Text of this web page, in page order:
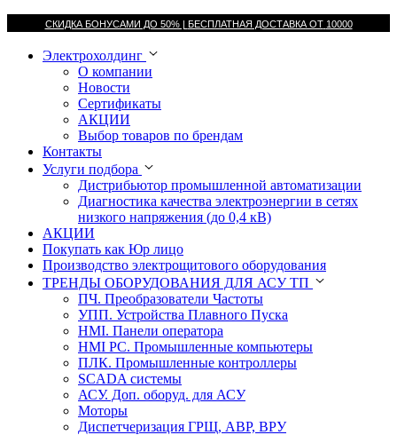
СКИДКА БОНУСАМИ ДО 50% | БЕСПЛАТНАЯ ДОСТАВКА ОТ 10000
Электрохолдинг
О компании
Новости
Сертификаты
АКЦИИ
Выбор товаров по брендам
Контакты
Услуги подбора
Дистрибьютор промышленной автоматизации
Диагностика качества электроэнергии в сетях
низкого напряжения (до 0,4 кВ)
АКЦИИ
Покупать как Юр лицо
Производство электрощитового оборудования
ТРЕНДЫ ОБОРУДОВАНИЯ ДЛЯ АСУ ТП
ПЧ. Преобразователи Частоты
УПП. Устройства Плавного Пуска
HMI. Панели оператора
HMI РС. Промышленные компьютеры
ПЛК. Промышленные контроллеры
SCADA системы
АСУ. Доп. оборуд. для АСУ
Моторы
Диспетчеризация ГРЩ, АВР, ВРУ